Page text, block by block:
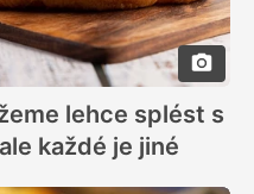
lehce splést s
každé je jiné